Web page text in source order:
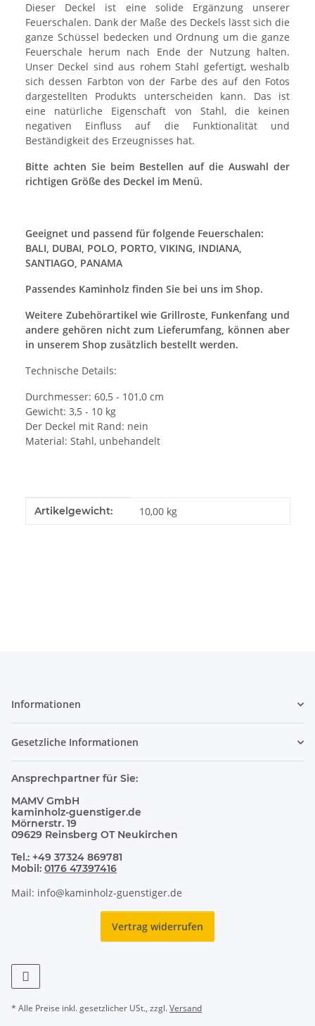
Dieser Deckel ist eine solide Ergänzung unserer
Feuerschalen. Dank der Maße des Deckels lässt sich die
ganze Schüssel bedecken und Ordnung um die ganze
Feuerschale herum nach Ende der Nutzung halten.
Unser Deckel sind aus rohem Stahl gefertigt, weshalb
sich dessen Farbton von der Farbe des auf den Fotos
dargestellten Produkts unterscheiden kann. Das ist
eine natürliche Eigenschaft von Stahl, die keinen
negativen Einfluss auf die Funktionalität und
Beständigkeit des Erzeugnisses hat.
Bitte achten Sie beim Bestellen auf die Auswahl der
richtigen Größe des Deckel im Menü.
Geeignet und passend für folgende Feuerschalen:
BALI, DUBAI, POLO, PORTO, VIKING, INDIANA,
SANTIAGO, PANAMA
Passendes Kaminholz finden Sie bei uns im Shop.
Weitere Zubehörartikel wie Grillroste, Funkenfang und
andere gehören nicht zum Lieferumfang, können aber
in unserem Shop zusätzlich bestellt werden.
Technische Details:
Durchmesser: 60,5 - 101,0 cm
Gewicht: 3,5 - 10 kg
Der Deckel mit Rand: nein
Material: Stahl, unbehandelt
Produkteigenschaft
Wert
Artikelgewicht: 10,00 kg
Informationen
Gesetzliche Informationen
Ansprechpartner für Sie:
MAMV GmbH
kaminholz-guenstiger.de
Mörnerstr. 19
09629 Reinsberg OT Neukirchen
Tel.: +49 37324 869781
Mobil: 0176 47397416
Mail: info@kaminholz-guenstiger.de
Vertrag widerrufen
* Alle Preise inkl. gesetzlicher USt., zzgl.Versand